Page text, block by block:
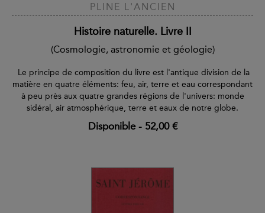
PLINE L'ANCIEN
Histoire naturelle. Livre II
(Cosmologie, astronomie et géologie)
Le principe de composition du livre est l'antique division de la
matière en quatre éléments: feu, air, terre et eau correspondant
à peu près aux quatre grandes régions de l'univers: monde
sidéral, air atmosphérique, terre et eaux de notre globe.
Disponible- 52,00 €